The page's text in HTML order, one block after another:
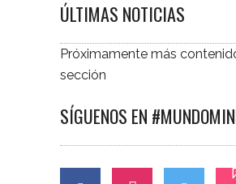
ÚLTIMAS NOTICIAS
Próximamente más
sección
SÍGUENOS EN